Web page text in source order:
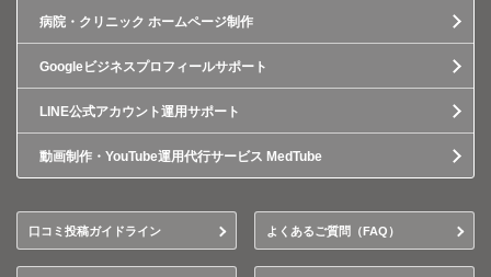
病院・クリニック ホームページ制作
Googleビジネスプロフィールサポート
LINE公式アカウント運用サポート
動画制作・YouTube運用代行サービス MedTube
口コミ投稿ガイドライン よくあるご質問（FAQ）